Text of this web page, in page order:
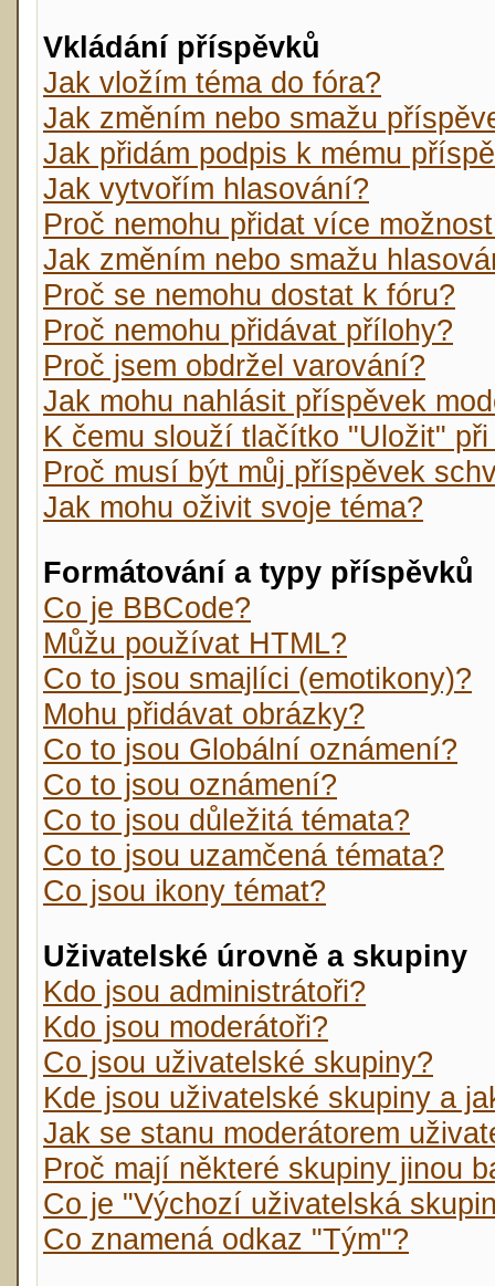
Vkládání příspěvků
Jak vložím téma do fóra?
Jak změním nebo smažu
Jak přidám podpis k mému
Jak vytvořím hlasování?
Proč nemohu přidat více
Jak změním nebo smažu
Proč se nemohu dostat k fóru?
Proč nemohu přidávat přílohy?
Proč jsem obdržel varování?
Jak mohu nahlásit příspěvek
K čemu slouží tlačítko "Uložit"
Proč musí být můj příspěvek
Jak mohu oživit svoje téma?
Formátování a typy příspěvků
Co je BBCode?
Můžu používat HTML?
Co to jsou smajlíci (emotikony)?
Mohu přidávat obrázky?
Co to jsou Globální oznámení?
Co to jsou oznámení?
Co to jsou důležitá témata?
Co to jsou uzamčená témata?
Co jsou ikony témat?
Uživatelské úrovně a skupiny
Kdo jsou administrátoři?
Kdo jsou moderátoři?
Co jsou uživatelské skupiny?
Kde jsou uživatelské skupiny a
Jak se stanu moderátorem
Proč mají některé skupiny jinou
Co je "Výchozí uživatelská
Co znamená odkaz "Tým"?